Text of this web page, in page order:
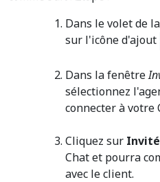
Dans le volet de
sur l'icône d'ajout
Dans la fenêtre
sélectionnez
connecter à votre
Cliquez sur Invité
Chat et pourra
avec le client.